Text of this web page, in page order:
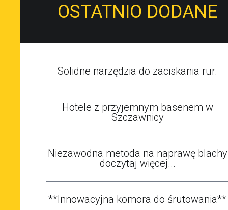
OSTATNIO DODANE
Solidne narzędzia do zaciskania rur.
Hotele z przyjemnym basenem w
Szczawnicy
Niezawodna metoda na naprawę blachy
doczytaj więcej...
**Innowacyjna komora do śrutowania**